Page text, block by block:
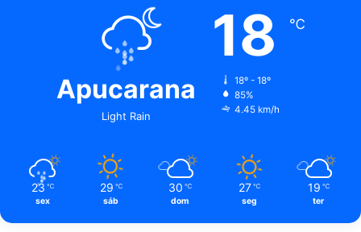
Apucarana
Light Rain
18 ℃
18º - 18º
85%
4.45 km/h
23 ℃
sex
29 ℃
sáb
30 ℃
dom
27 ℃
seg
19 ℃
ter